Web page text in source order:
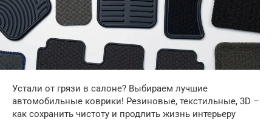
Устали от грязи в салоне? Выбираем лучшие
автомобильные коврики! Резиновые, текстильные, 3D –
как сохранить чистоту и продлить жизнь интерьеру